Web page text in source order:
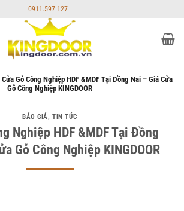
0911.597.127
Cửa Gỗ Công Nghiệp HDF &MDF Tại Đồng Nai – Giá Cửa
Gỗ Công Nghiệp KINGDOOR
BÁO GIÁ,TIN TỨC
Nghiệp HDF &MDF Tại Đồng
Gỗ Công Nghiệp KINGDOOR